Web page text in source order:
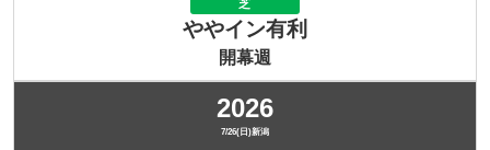
芝
ややイン有利
開幕週
2026
7/26(日)新潟